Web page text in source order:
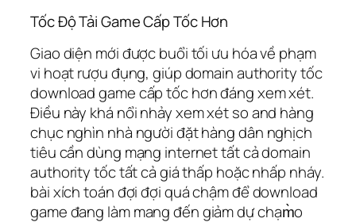
Tốc Độ Tải Game Cấp Tốc Hơn
Giao diện mới được buổi tối ưu hóa về phạm
vi hoạt rượu đụng, giúp domain authority tốc
download game cấp tốc hơn đáng xem xét.
Điều này khá nổi nhảy xem xét so and hàng
chục nghìn nhà người đặt hàng dân nghịch
tiêu cần dùng mạng internet tất cả domain
authority tốc tất cả giá thấp hoặc nhấp nháy.
bài xích toán đợi đợi quá chậm để download
game đang làm mang đến giảm dự chạm̀o